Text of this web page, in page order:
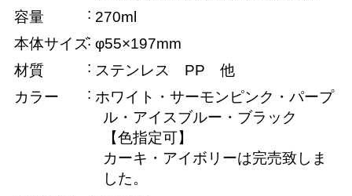
容量
270ml
本体サイズ φ55×197mm
材質
ステンレス PP 他
カラー
ホワイト・サーモンピンク・パープ
ル・アイスブルー・ブラック
【色指定可】
カーキ・アイボリーは完売致しま
した。